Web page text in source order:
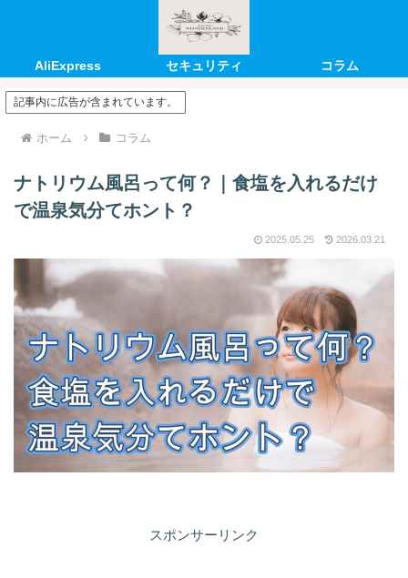
AliExpress セキュリティ コラム
記事内に広告が含まれています。
ホーム コラム
ナトリウム風呂って何？｜食塩を入れるだけ
で温泉気分てホント？
2025.05.25 2026.03.21
スポンサーリンク